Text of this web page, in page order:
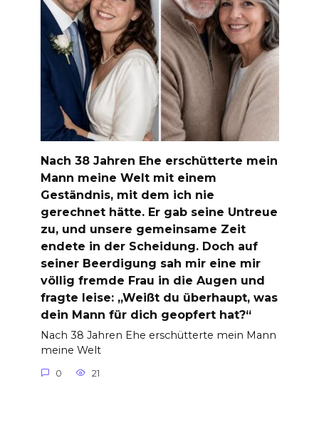
Nach 38 Jahren Ehe erschütterte mein
Mann meine Welt mit einem
Geständnis, mit dem ich nie
gerechnet hätte. Er gab seine Untreue
zu, und unsere gemeinsame Zeit
endete in der Scheidung. Doch auf
seiner Beerdigung sah mir eine mir
völlig fremde Frau in die Augen und
fragte leise: „Weißt du überhaupt, was
dein Mann für dich geopfert hat?“
Nach 38 Jahren Ehe erschütterte mein Mann
meine Welt
0 21